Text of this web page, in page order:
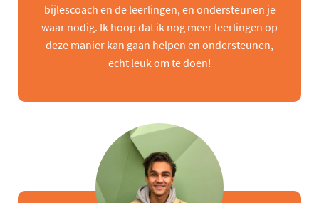
bijlescoach en de leerlingen, en ondersteunen je
waar nodig. Ik hoop dat ik nog meer leerlingen op
deze manier kan gaan helpen en ondersteunen,
echt leuk om te doen!